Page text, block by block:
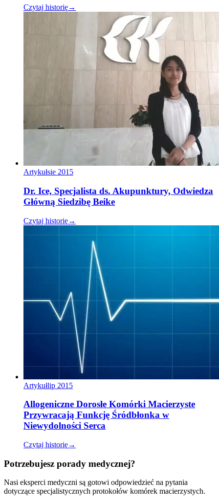
Czytaj historię→
Artykułsie 2015
Dr. Ice, Specjalista ds. Akupunktury, Odwiedza
Główną Siedzibę Beike
Czytaj historię→
Artykułlip 2015
Allogeniczne Dorosłe Komórki Macierzyste
Przywracają Funkcję Śródbłonka w
Niewydolności Serca
Czytaj historię→
Potrzebujesz porady medycznej?
Nasi eksperci medyczni są gotowi odpowiedzieć na pytania
dotyczące specjalistycznych protokołów komórek macierzystych.